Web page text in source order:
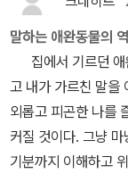
때, 집필 시기는
크쇼트가 이 책에서
고 정치를 실천하는
첫 책이다!) '보수주
생각은 든다(물론
는 긍정과 부정의
본의 지배는 우리의
피할 수 없다. 그 외
것이며 한국사의 특
로 재단하기 어렵다
핵심을 자본주의 경
해한다는 점에서는
주세요. (리뷰 주소
0기 신간평가단으
예술 분야 파트장
말하는 애완동물의
집에서 기르던 애
고 내가 가르친 말을
외롭고 피곤한 나를
커질 것이다. 그냥 마
기분까지 이해하고